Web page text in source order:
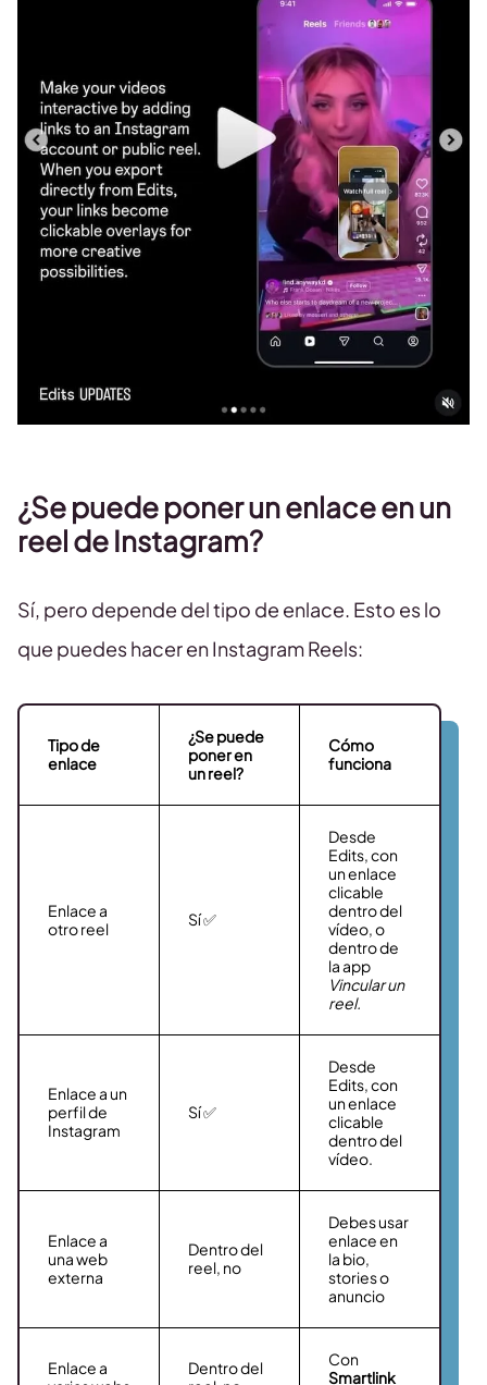
¿Se puede poner un enlace en un
reel de Instagram?
Sí, pero depende del tipo de enlace. Esto es lo
que puedes hacer en Instagram Reels:
Tipo de
enlace
¿Se puede
poner en
un reel?
Cómo
funciona
Enlace a
otro reel
Sí ✅
Desde
Edits, con
un enlace
clicable
dentro del
vídeo, o
dentro de
la app
Vincular un
reel.
Enlace a un
perfil de
Instagram
Sí ✅
Desde
Edits, con
un enlace
clicable
dentro del
vídeo.
Enlace a
una web
externa
Dentro del
reel, no
Debes usar
enlace en
la bio,
stories o
anuncio
Enlace a
Dentro del
Con
Smartlink